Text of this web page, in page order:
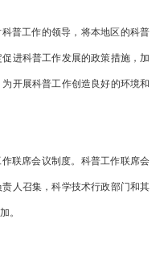
普工作的领导，将本地区的科普
进科普工作发展的政策措施，加
开展科普工作创造良好的环境和
联席会议制度。科普工作联席会
人召集，科学技术行政部门和其
。